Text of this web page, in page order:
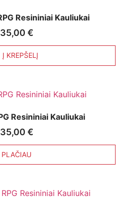
Resininiai Kauliukai
35,00 €
Į KREPŠELĮ
Resininiai Kauliukai
35,00 €
PLAČIAU